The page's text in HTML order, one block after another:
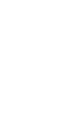
und